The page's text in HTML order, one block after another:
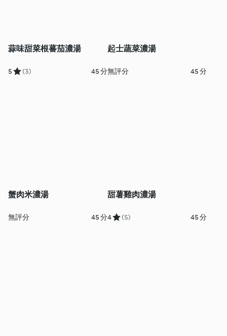
蒜味甜菜根蕃茄濃湯
5 (3) 45 分
起士蔬菜濃湯
無評分 45 分
蟹肉米濃湯
無評分 45 分
甜薯雞肉濃湯
4 (5) 45 分